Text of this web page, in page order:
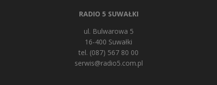
RADIO 5 SUWAŁKI
ul. Bulwarowa 5
16-400 Suwałki
tel. (087) 567 80 00
serwis@radio5.com.pl